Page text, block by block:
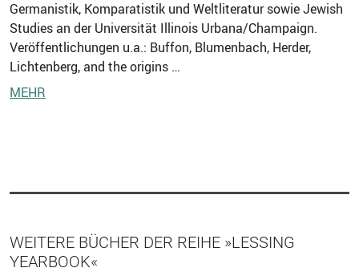
Germanistik, Komparatistik und Weltliteratur sowie Jewish
Studies an der Universität Illinois Urbana/Champaign.
Veröffentlichungen u.a.: Buffon, Blumenbach, Herder,
Lichtenberg, and the origins …
MEHR
WEITERE BÜCHER DER REIHE »LESSING
YEARBOOK«